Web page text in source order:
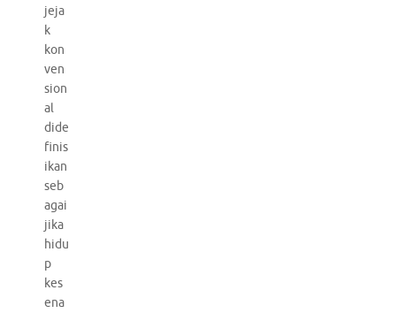
jeja
k
kon
ven
sion
al
dide
finis
ikan
seb
agai
jika
hidu
p
kes
ena